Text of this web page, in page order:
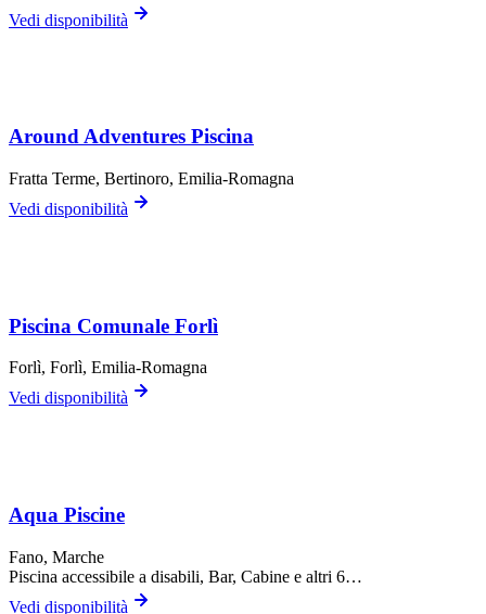
Vedi disponibilità
Around Adventures Piscina
Fratta Terme, Bertinoro, Emilia-Romagna
Vedi disponibilità
Piscina Comunale Forlì
Forlì, Forlì, Emilia-Romagna
Vedi disponibilità
Aqua Piscine
Fano, Marche
Piscina accessibile a disabili, Bar, Cabine e altri 6…
Vedi disponibilità